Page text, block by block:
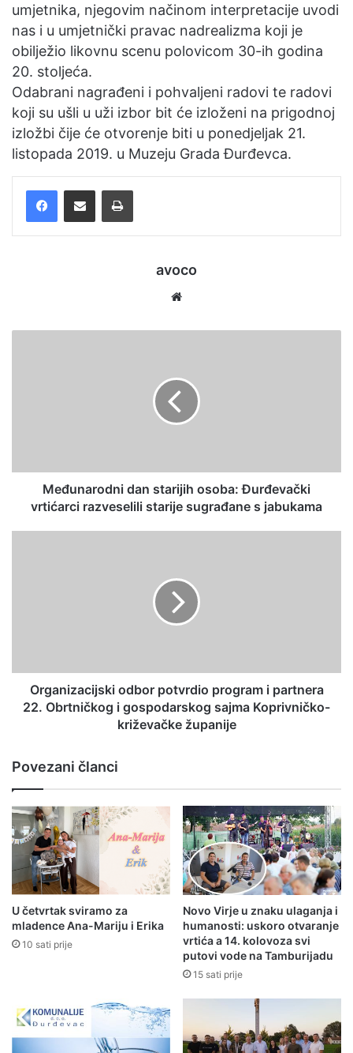
umjetnika, njegovim načinom interpretacije uvodi
nas i u umjetnički pravac nadrealizma koji je
obilježio likovnu scenu polovicom 30-ih godina
20. stoljeća.
Odabrani nagrađeni i pohvaljeni radovi te radovi
koji su ušli u uži izbor bit će izloženi na prigodnoj
izložbi čije će otvorenje biti u ponedjeljak 21.
listopada 2019. u Muzeju Grada Đurđevca.
FacebookPodijelite putem e-pošte Ispis
avoco
Međunarodni dan starijih osoba: Đurđevački
vrtićarci razveselili starije sugrađane s jabukama
Organizacijski odbor potvrdio program i partnera
22. Obrtničkog i gospodarskog sajma Koprivničko-
križevačke županije
Povezani članci
U četvrtak sviramo za
mladence Ana-Mariju i Erika
10 sati prije
Novo Virje u znaku ulaganja i
humanosti: uskoro otvaranje
vrtića a 14. kolovoza svi
putovi vode na Tamburijadu
15 sati prije